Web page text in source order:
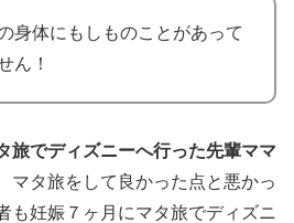
身体にもしものことがあって
ん！
旅でディズニーへ行った先輩ママ
マタ旅をして良かった点と悪かっ
も妊娠７ヶ月にマタ旅でディズニ